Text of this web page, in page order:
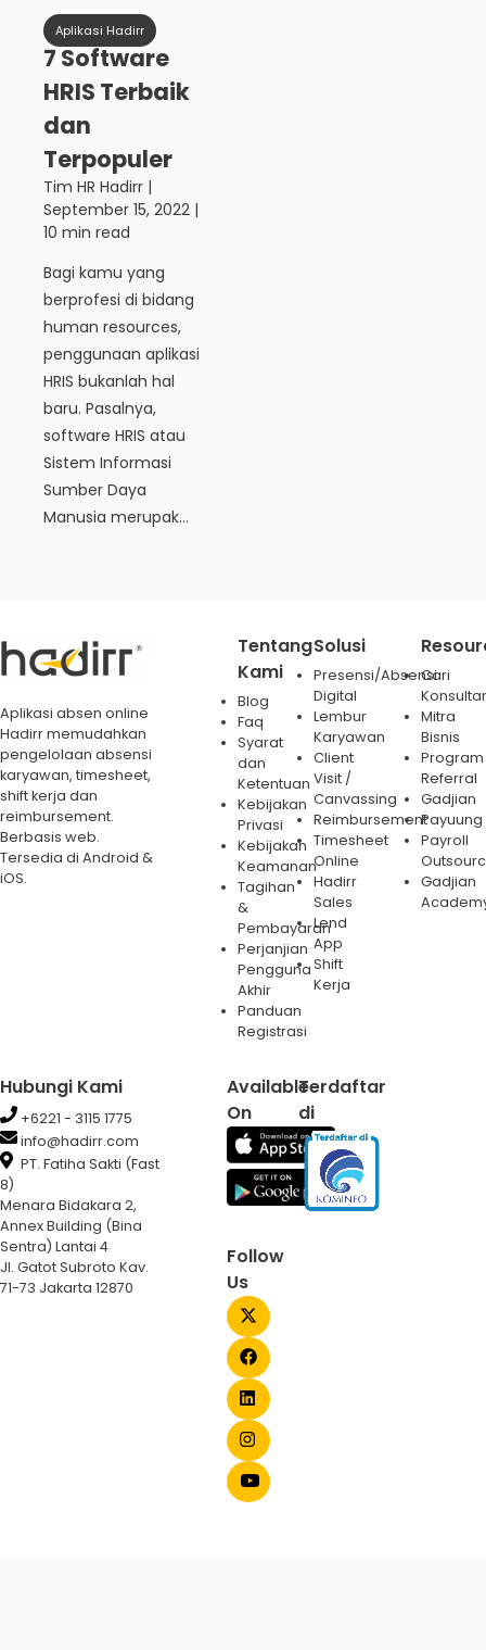
Aplikasi Hadirr
7 Software
HRIS Terbaik
dan
Terpopuler
Tim HR Hadirr |
September 15, 2022 |
10 min read
Bagi kamu yang
berprofesi di bidang
human resources,
penggunaan aplikasi
HRIS bukanlah hal
baru. Pasalnya,
software HRIS atau
Sistem Informasi
Sumber Daya
Manusia merupak...
Aplikasi absen online
Hadirr memudahkan
pengelolaan absensi
karyawan, timesheet,
shift kerja dan
reimbursement.
Berbasis web.
Tersedia di Android &
iOS.
Tentang
Kami
Blog
Faq
Syarat
dan
Ketentuan
Kebijakan
Privasi
Kebijakan
Keamanan
Tagihan
&
Pembayaran
Perjanjian
Pengguna
Akhir
Panduan
Registrasi
Solusi
Presensi/Absensi
Digital
Lembur
Karyawan
Client
Visit /
Canvassing
Reimbursement
Timesheet
Online
Hadirr
Sales
Lend
App
Shift
Kerja
Cari
Mitra
Bisnis
Program
Referral
Gadjian
Payuung
Payroll
Gadjian
Hubungi Kami
+6221 - 3115 1775
info@hadirr.com
PT. Fatiha Sakti (Fast
8)
Menara Bidakara 2,
Annex Building (Bina
Sentra) Lantai 4
Jl. Gatot Subroto Kav.
71-73 Jakarta 12870
Available
On
Follow
Us
Terdaftar
di